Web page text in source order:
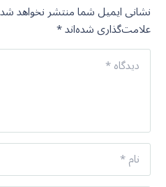
نشانی ایمیل شما منتشر نخواهد
علامت‌گذاری شده‌اند*